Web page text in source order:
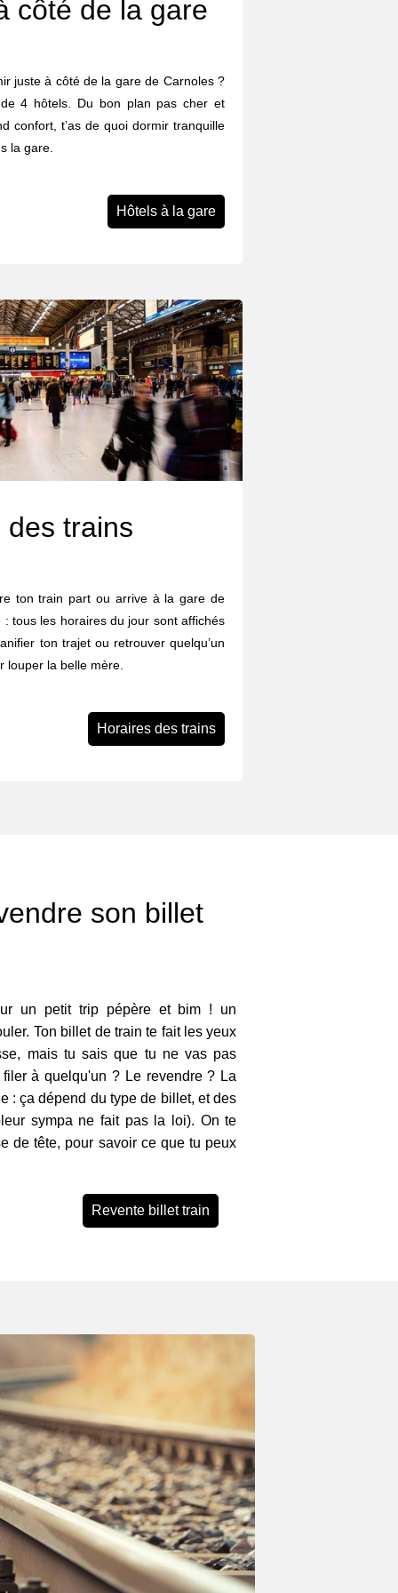
côté de la gare
juste à côté de la gare de Carnoles ?
4 hôtels. Du bon plan pas cher et
confort, t’as de quoi dormir tranquille
la gare.
Hôtels à la gare
trains
ton train part ou arrive à la gare de
tous les horaires du jour sont affichés
ton trajet ou retrouver quelqu’un
louper la belle mère.
Horaires des trains
son billet
un petit trip pépère et bim ! un
Ton billet de train te fait les yeux
mais tu sais que tu ne vas pas
à quelqu'un ? Le revendre ? La
: ça dépend du type de billet, et des
sympa ne fait pas la loi). On te
de tête, pour savoir ce que tu peux
Revente billet train